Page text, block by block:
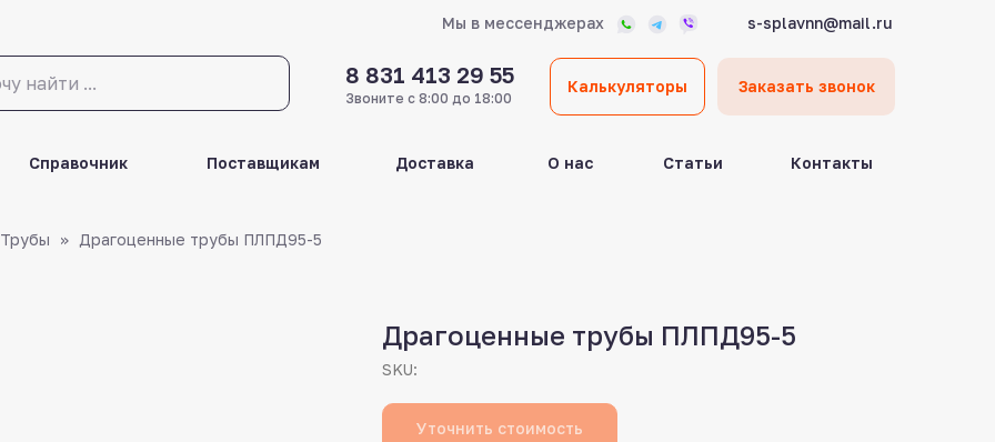
Мы в мессенджерах s-splavnn@mail.ru
Звоните с 8:00 до 18:00
Калькуляторы Заказать звонок
Справочник Поставщикам Доставка О нас Статьи Контакты
8 831 413 29 55
Трубы Драгоценные трубы ПЛПД95-5
Драгоценные трубы ПЛПД95-5
SKU:
Уточнить стоимость